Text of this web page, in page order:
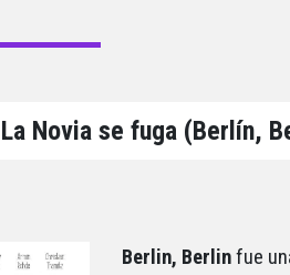
Novia se fuga (Berlín,
Berlin, Berlinfue